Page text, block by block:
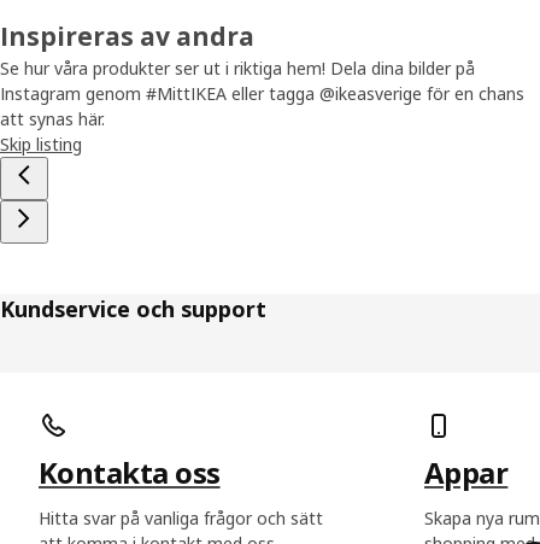
Inspireras av andra
Se hur våra produkter ser ut i riktiga hem! Dela dina bilder på
Instagram genom #MittIKEA eller tagga @ikeasverige för en chans
att synas här.
Skip listing
Kundservice och support
Kontakta oss
Hitta svar på vanliga frågor och sätt
Appar
Skapa nya